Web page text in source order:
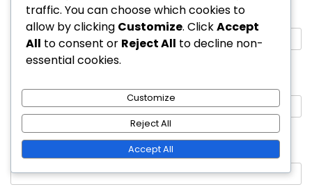
Name*
Website
traffic. You can choose which cookies to
allow by clicking Customize. ClickAccept
All to consent or Reject All to decline non-
essential cookies.
Customize
Reject All
Accept All